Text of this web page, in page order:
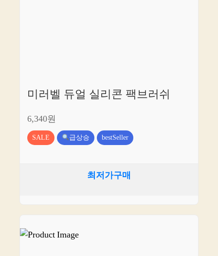
미러벨 듀얼 실리콘 팩브러쉬
6,340원
SALE 급상승 bestSeller
최저가구매